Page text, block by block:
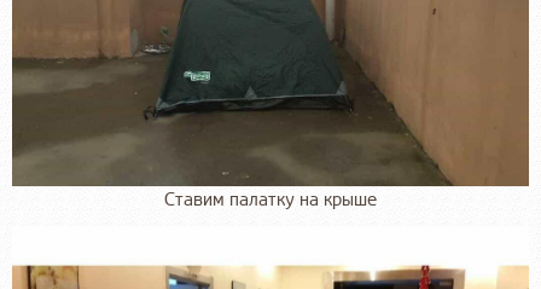
Ставим палатку на крыше